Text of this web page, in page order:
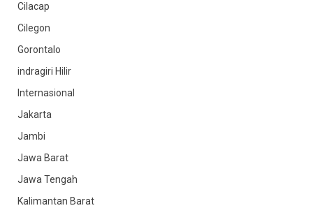
Cilacap
Cilegon
Gorontalo
indragiri Hilir
Internasional
Jakarta
Jambi
Jawa Barat
Jawa Tengah
Kalimantan Barat